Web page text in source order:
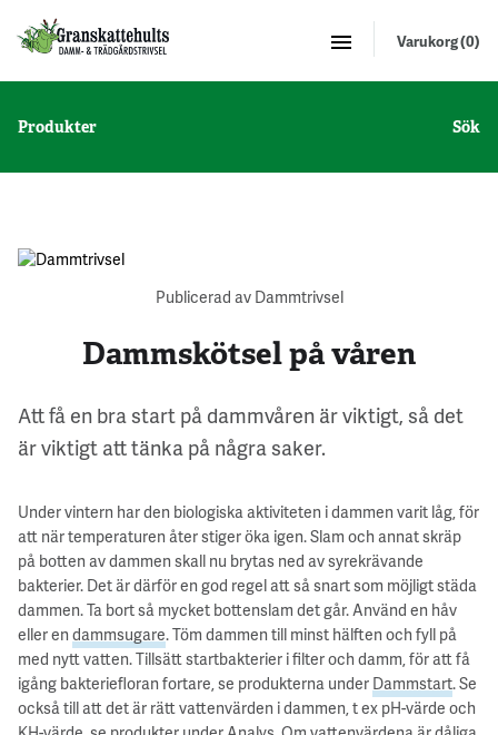
Varukorg (0)
Produkter Sök
Publicerad av Dammtrivsel
Dammskötsel på våren
Att få en bra start på dammvåren är viktigt, så det
är viktigt att tänka på några saker.
Under vintern har den biologiska aktiviteten i dammen varit låg, för
att när temperaturen åter stiger öka igen. Slam och annat skräp
på botten av dammen skall nu brytas ned av syrekrävande
bakterier. Det är därför en god regel att så snart som möjligt städa
dammen. Ta bort så mycket bottenslam det går. Använd en håv
eller en dammsugare. Töm dammen till minst hälften och fyll på
med nytt vatten. Tillsätt startbakterier i filter och damm, för att få
igång bakteriefloran fortare, se produkterna under Dammstart. Se
också till att det är rätt vattenvärden i dammen, t ex pH-värde och